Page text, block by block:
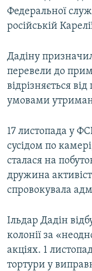
ДЕПОРТАЦІЯ
ВІДЕОУРОКИ
УКРАЇНСЬКА
ІНФОГРАФІКА
Qırımtatar
ДОЛУЧАЙСЯ!
Усі сайти RFE/RL
Федеральної
російській
Дадіну
перевели до
відрізняється
умовами
17 листопада у
сусідом по
сталася на
дружина
спровокувала
Ільдар Дадін
колонії за
акціях. 1
тортури у